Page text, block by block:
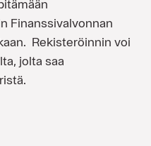
Finanssivalvonnan
Rekisteröinnin voi
jolta saa